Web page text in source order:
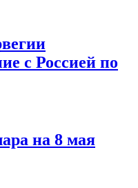
с Россией по
на 8 мая